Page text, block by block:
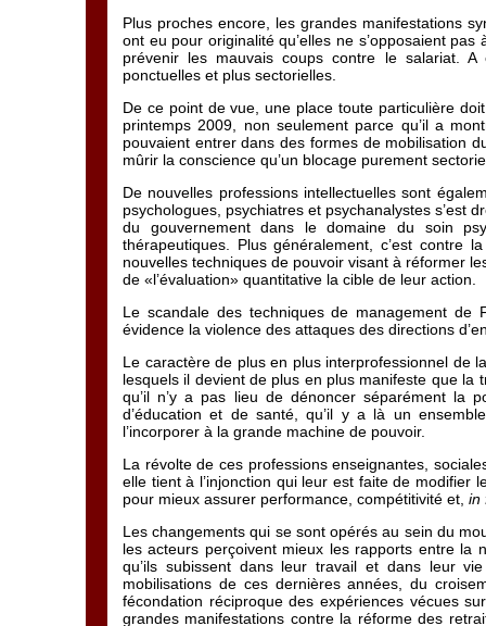
Plus proches encore, les grandes manifestations
ont eu pour originalité qu’elles ne s’opposaient
prévenir les mauvais coups contre le salariat.
ponctuelles et plus sectorielles.
De ce point de vue, une place toute particulière
printemps 2009, non seulement parce qu’il a
pouvaient entrer dans des formes de mobilisation
mûrir la conscience qu’un blocage purement
De nouvelles professions intellectuelles sont
psychologues, psychiatres et psychanalystes s’est
du gouvernement dans le domaine du soin
thérapeutiques. Plus généralement, c’est
nouvelles techniques de pouvoir visant à réformer
de «l’évaluation» quantitative la cible de leur action.
Le scandale des techniques de management
évidence la violence des attaques des directions
Le caractère de plus en plus interprofessionnel de
lesquels il devient de plus en plus manifeste que la
qu’il n’y a pas lieu de dénoncer séparément la
d’éducation et de santé, qu’il y a là un
l’incorporer à la grande machine de pouvoir.
La révolte de ces professions enseignantes,
elle tient à l’injonction qui leur est faite de
pour mieux assurer performance, compétitivité et, in
Les changements qui se sont opérés au sein du
les acteurs perçoivent mieux les rapports entre la
qu’ils subissent dans leur travail et dans leur
mobilisations de ces dernières années, du
fécondation réciproque des expériences vécues
grandes manifestations contre la réforme des